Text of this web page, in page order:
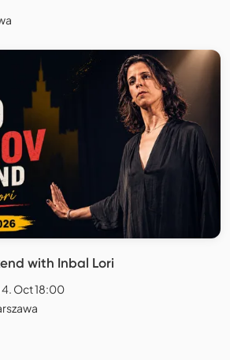
with Inbal Lori
4. Oct 18:00